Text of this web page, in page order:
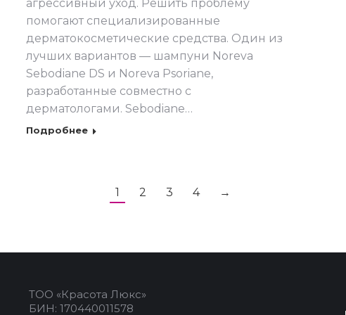
агрессивный уход. Решить проблему
помогают специализированные
дерматокосметические средства. Один из
лучших вариантов — шампуни Noreva
Sebodiane DS и Noreva Psoriane,
разработанные совместно с
дерматологами. Sebodiane…
Подробнее
1 2 3 4 →
ТОО «Красота Люкс»
БИН: 170440011578